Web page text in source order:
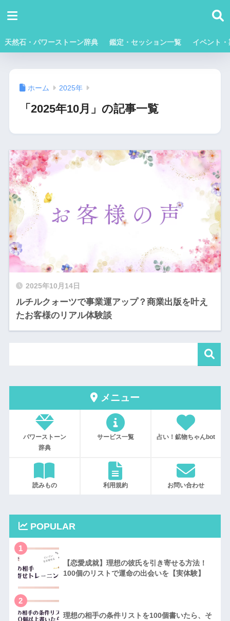
天然石・パワーストーン辞典 鑑定・セッション一覧 イベント
ホーム 2025年
「2025年10月」の記事一覧
2025年10月14日
ルチルクォーツで事業運アップ？商業出版を叶え
たお客様のリアル体験談
メニュー
パワーストーン
辞典
サービス一覧 占い！鉱物ちゃんbot
読みもの 利用規約 お問い合わせ
POPULAR
1
【恋愛成就】理想の彼氏を引き寄せる方法！
100個のリストで運命の出会いを【実体験】
2
理想の相手の条件リストを100個書いたら、そ